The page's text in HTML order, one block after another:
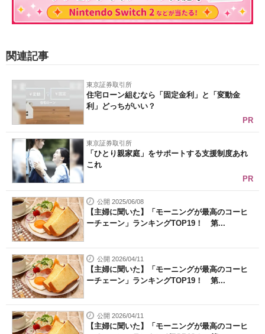
関連記事
東京証券取引所
住宅ローン組むなら「固定金利」と「変動金
利」どっちがいい？
PR
東京証券取引所
「ひとり親家庭」をサポートする支援制度あれ
これ
PR
公開 2025/06/08
【主婦に聞いた】「モーニングが最高のコーヒ
ーチェーン」ランキングTOP19！ 第...
公開 2026/04/11
【主婦に聞いた】「モーニングが最高のコーヒ
ーチェーン」ランキングTOP19！ 第...
公開 2026/04/11
【主婦に聞いた】「モーニングが最高のコーヒ